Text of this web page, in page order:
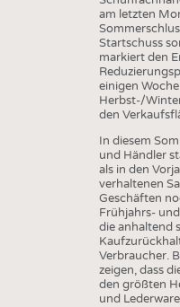
am letzten
Startschuss
markiert den
einigen
Herbst-/
den
In diesem
und Händler
als in den
verhaltenen
Geschäften
Frühjahrs-
die anhaltend
Verbraucher.
zeigen, dass
den größten
und